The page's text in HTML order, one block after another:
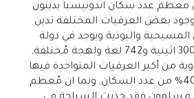
معظم عدد سكان اندونيسيا يدينون
وجود بعض العرقيات المختلفة تدين
المسيحية والبوذية ويوجد في دولة
اندونيسيا اكثر من 300 اثينية و742 لغة ولهجة مُختلفة,
من أكبر العرقيات المتواجدة فيها
حيث تُشكل حوالي 40% من عدد السكان, وبما ان مُعظم